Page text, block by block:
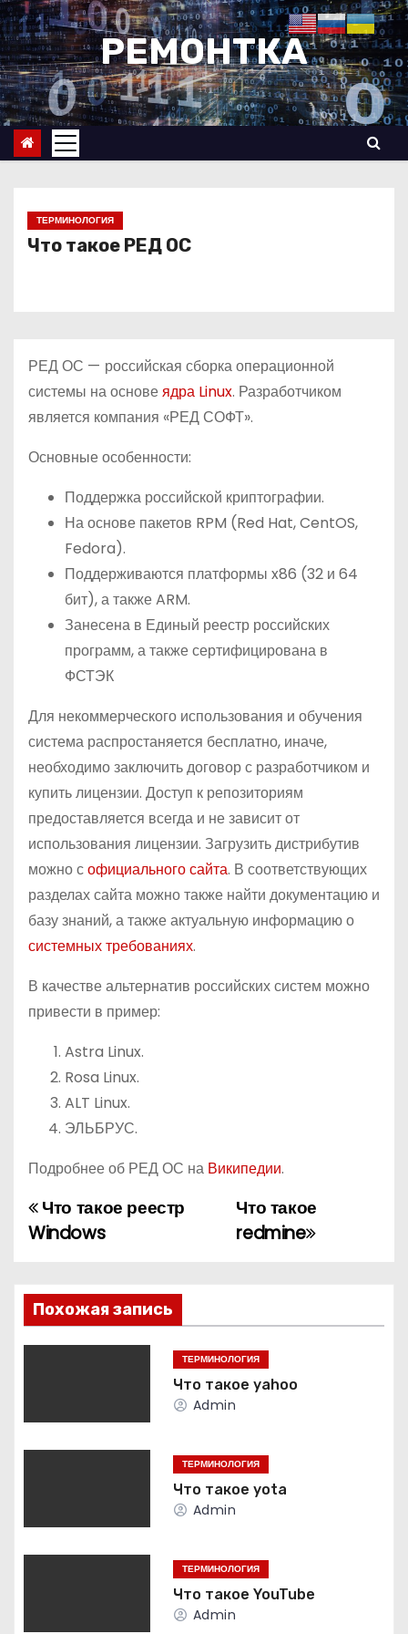
П
е
р
е
й
и
РЕМОНТКА
ТЕРМИНОЛОГИЯ
Что такое РЕД ОС
РЕД ОС — российская сборка операционной
системы на основеядра Linux. Разработчиком
является компания «РЕД СОФТ».
Основные особенности:
Поддержка российской криптографии.
На основе пакетов RPM (Red Hat, CentOS,
Fedora).
Поддерживаются платформы x86 (32 и 64
бит), а также ARM.
Занесена в Единый реестр российских
программ, а также сертифицирована в
ФСТЭК
Для некоммерческого использования и обучения
система распростаняется бесплатно, иначе,
необходимо заключить договор с разработчиком и
купить лицензии. Доступ к репозиториям
предоставляется всегда и не зависит от
использования лицензии. Загрузить дистрибутив
можно софициального сайта. В соответствующих
разделах сайта можно также найти документацию и
базу знаний, а также актуальную информацию о
системных требованиях.
В качестве альтернатив российских систем можно
привести в пример:
Astra Linux.
Rosa Linux.
ALT Linux.
ЭЛЬБРУС.
Подробнее об РЕД ОС на Википедии.
Н
в
и
ц
я
п
Что такое
redmine
Что такое реестр
Windows
Похожая запись
ТЕРМИНОЛОГИЯ
Что такое yahoo
Admin
ТЕРМИНОЛОГИЯ
Что такое yota
Admin
ТЕРМИНОЛОГИЯ
Что такое YouTube
Admin